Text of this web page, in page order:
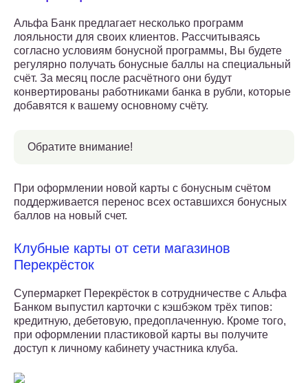
Альфа Банк предлагает несколько программ
лояльности для своих клиентов. Рассчитываясь
согласно условиям бонусной программы, Вы будете
регулярно получать бонусные баллы на специальный
счёт. За месяц после расчётного они будут
конвертированы работниками банка в рубли, которые
добавятся к вашему основному счёту.
Обратите внимание!
При оформлении новой карты с бонусным счётом
поддерживается перенос всех оставшихся бонусных
баллов на новый счет.
Клубные карты от сети магазинов
Перекрёсток
Супермаркет Перекрёсток в сотрудничестве с Альфа
Банком выпустил карточки с кэшбэком трёх типов:
кредитную, дебетовую, предоплаченную. Кроме того,
при оформлении пластиковой карты вы получите
доступ к личному кабинету участника клуба.